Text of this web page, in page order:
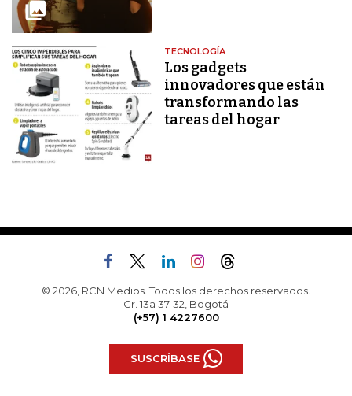
TECNOLOGÍA
Los gadgets
innovadores que están
transformando las
tareas del hogar
© 2026, RCN Medios. Todos los derechos reservados.
Cr. 13a 37-32, Bogotá
(+57) 1 4227600
SUSCRÍBASE